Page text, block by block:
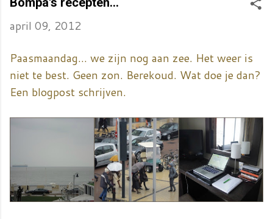
april 09, 2012
Paasmaandag... we zijn nog aan zee. Het weer is
niet te best. Geen zon. Berekoud. Wat doe je dan?
Een blogpost schrijven.